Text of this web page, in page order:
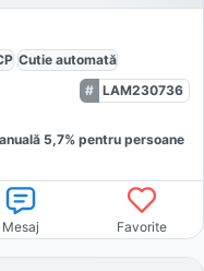
Cutie automată
LAM230736
anuală 5,7% pentru persoane
Mesaj Favorite